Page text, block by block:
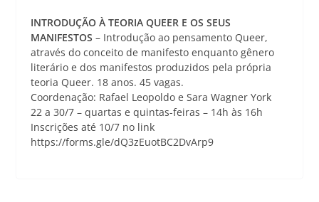
INTRODUÇÃO À TEORIA QUEER E OS SEUS
MANIFESTOS – Introdução ao pensamento Queer,
através do conceito de manifesto enquanto gênero
literário e dos manifestos produzidos pela própria
teoria Queer. 18 anos. 45 vagas.
Coordenação: Rafael Leopoldo e Sara Wagner York
22 a 30/7 – quartas e quintas-feiras – 14h às 16h
Inscrições até 10/7 no link
https://forms.gle/dQ3zEuotBC2DvArp9